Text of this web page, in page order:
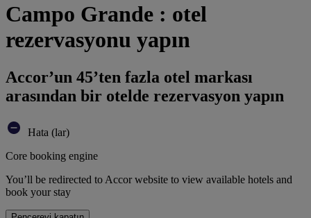
Campo Grande : otel
rezervasyonu yapın
Accor’un 45’ten fazla otel markası
arasından bir otelde rezervasyon yapın
Hata (lar)
Core booking engine
You’ll be redirected to Accor website to view available hotels and
book your stay